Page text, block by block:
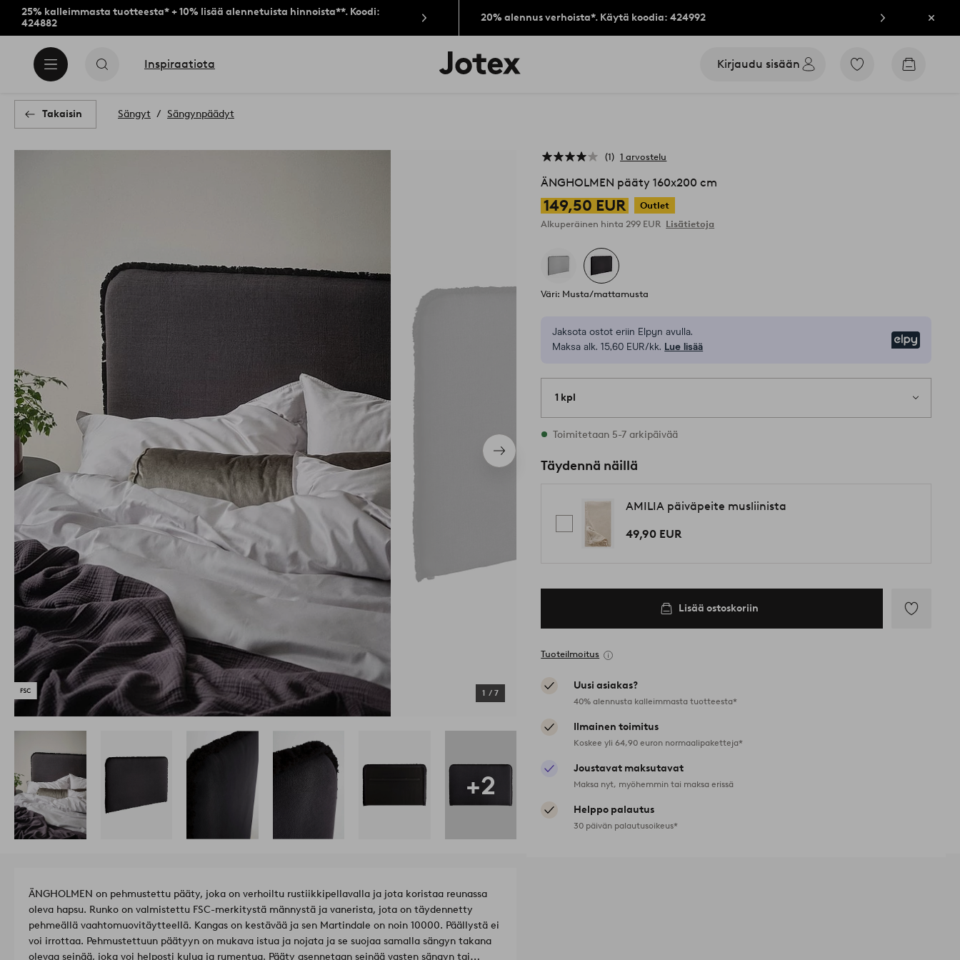
25% kalleimmasta tuotteesta* + 10% lisää alennetuista hinnoista**. Koodi:
424882
20% alennus verhoista*. Käytä koodia: 424992 Sulje
Inspiraatiota
Jotex-
logo
Kirjaudu sisään
Siirry
Siirry
Takaisin Sängyt Sängynpäädyt
Seuraava
tuote
1 / 7
1 1 arvostelu
ÄNGHOLMEN pääty 160x200 cm
149,50 EUR
Outlet
Alkuperäinen hinta 299 EUR Lisätietoja
Väri: Musta/mattamusta
Jaksota ostot eriin Elpyn avulla.
Maksa alk. 15,60 EUR/kk. Lue lisää
1 kpl
Varastossa
Toimitetaan 5-7 arkipäivää
Täydennä näillä
AMILIA päiväpeite musliinista
49,90 EUR
Lisää ostoskoriin
Tuoteilmoitus
Uusi asiakas?
40% alennusta kalleimmasta tuotteesta*
Ilmainen toimitus
Koskee yli 64,90 euron normaalipaketteja*
Joustavat maksutavat
Maksa nyt, myöhemmin tai maksa erissä
Helppo palautus
30 päivän palautusoikeus*
+2
ÄNGHOLMEN on pehmustettu pääty, joka on verhoiltu rustiikkipellavalla ja jota koristaa reunassa
oleva hapsu. Runko on valmistettu FSC-merkitystä männystä ja vanerista, jota on täydennetty
pehmeällä vaahtomuovitäytteellä. Kangas on kestävää ja sen Martindale on noin 10000. Päällystä ei
voi irrottaa. Pehmustettuun päätyyn on mukava istua ja nojata ja se suojaa samalla sängyn takana
olevaa seinää, joka voi helposti kulua ja rumentua. Pääty asennetaan seinää vasten sängyn tai